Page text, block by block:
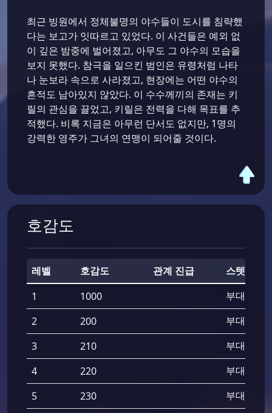
최근 빙원에서 정체불명의 야수들이 도시를 침략했
다는 보고가 잇따르고 있었다. 이 사건들은 예외 없
이 깊은 밤중에 벌어졌고, 아무도 그 야수의 모습을
보지 못했다. 참극을 일으킨 범인은 유령처럼 나타
나 눈보라 속으로 사라졌고, 현장에는 어떤 야수의
흔적도 남아있지 않았다. 이 수수께끼의 존재는 키
릴의 관심을 끌었고, 키릴은 전력을 다해 목표를 추
적했다. 비록 지금은 아무런 단서도 없지만, 1명의
강력한 영주가 그녀의 연맹이 되어줄 것이다.
호감도
레벨 호감도 관계 진급
스텟
1
1000
부대 공격
2
200
부대 공격
3
210
부대 공격
4
220
부대 공격
5
230 부대 공격